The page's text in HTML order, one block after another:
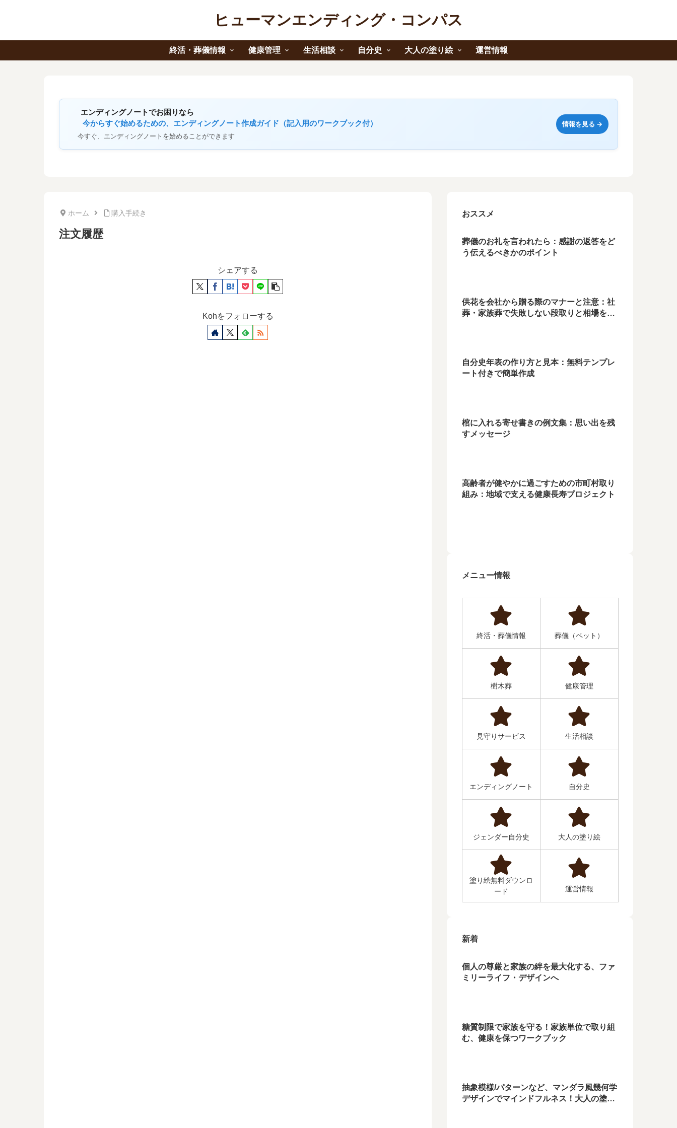
ヒューマンエンディング・コンパス
終活・葬儀情報 健康管理 生活相談 自分史 大人の塗り絵 運営情報
エンディングノートでお困りなら
今からすぐ始めるための、エンディングノート作成ガイド（記入用のワークブック付）
今すぐ、エンディングノートを始めることができます
情報を見る →
ホーム 購入手続き
注文履歴
シェアする
Kohをフォローする
おススメ
葬儀のお礼を言われたら：感謝の返答をど
う伝えるべきかのポイント
供花を会社から贈る際のマナーと注意：社
葬・家族葬で失敗しない段取りと相場を徹
自分史年表の作り方と見本：無料テンプレ
ート付きで簡単作成
棺に入れる寄せ書きの例文集：思い出を残
すメッセージ
高齢者が健やかに過ごすための市町村取り
組み：地域で支える健康長寿プロジェクト
メニュー情報
終活・葬儀情報 葬儀（ペット）
樹木葬 健康管理
見守りサービス 生活相談
エンディングノート 自分史
ジェンダー自分史 大人の塗り絵
塗り絵無料ダウンロ
ード
運営情報
新着
個人の尊厳と家族の絆を最大化する、ファ
ミリーライフ・デザインへ
糖質制限で家族を守る！家族単位で取り組
む、健康を保つワークブック
抽象模様/パターンなど、マンダラ風幾何学
デザインでマインドフルネス！大人の塗り